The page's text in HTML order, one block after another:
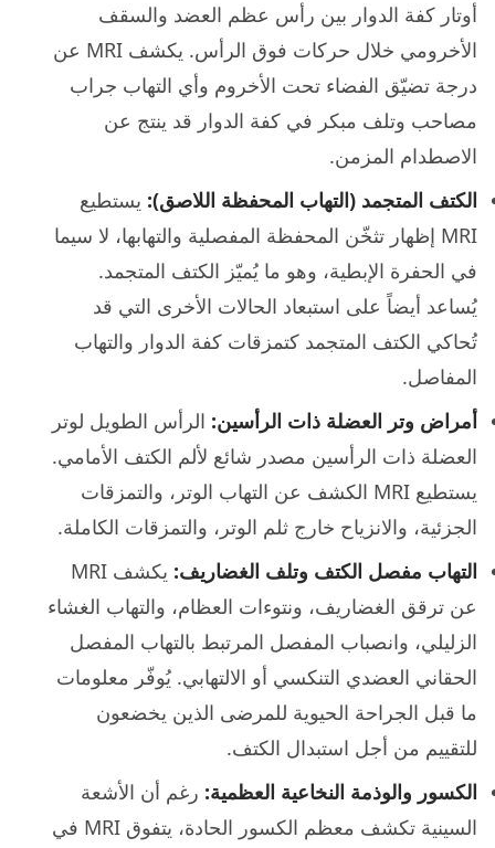
أوتار كفة الدوار بين رأس عظم العضد والسقف
الأخرومي خلال حركات فوق الرأس. يكشف MRI عن
درجة تضيّق الفضاء تحت الأخروم وأي التهاب جراب
مصاحب وتلف مبكر في كفة الدوار قد ينتج عن
الاصطدام المزمن.
الكتف المتجمد (التهاب المحفظة اللاصق): يستطيع
MRI إظهار تثخّن المحفظة المفصلية والتهابها، لا سيما
في الحفرة الإبطية، وهو ما يُميّز الكتف المتجمد.
يُساعد أيضاً على استبعاد الحالات الأخرى التي قد
تُحاكي الكتف المتجمد كتمزقات كفة الدوار والتهاب
المفاصل.
أمراض وتر العضلة ذات الرأسين: الرأس الطويل لوتر
العضلة ذات الرأسين مصدر شائع لألم الكتف الأمامي.
يستطيع MRI الكشف عن التهاب الوتر، والتمزقات
الجزئية، والانزياح خارج ثلم الوتر، والتمزقات الكاملة.
التهاب مفصل الكتف وتلف الغضاريف:
يكشف MRI
عن ترقق الغضاريف، ونتوءات العظام، والتهاب الغشاء
الزليلي، وانصباب المفصل المرتبط بالتهاب المفصل
الحقاني العضدي التنكسي أو الالتهابي. يُوفّر معلومات
ما قبل الجراحة الحيوية للمرضى الذين يخضعون
للتقييم من أجل استبدال الكتف.
الكسور والوذمة النخاعية العظمية: رغم أن الأشعة
السينية تكشف معظم الكسور الحادة، يتفوق MRI في